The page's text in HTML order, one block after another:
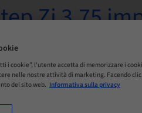
Zi 3.75
- Dr
i cookie”, l'utente accetta di memorizzare i
nelle nostre attività di marketing. Facendo
del sito web. Informativa sulla privacy